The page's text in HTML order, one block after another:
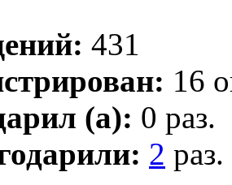
431
16
(а): 0 раз.
2 раз.